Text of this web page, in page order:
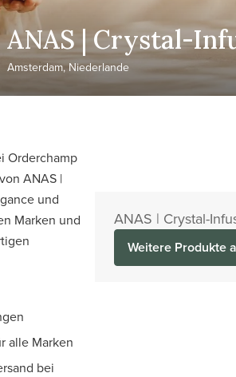
ANAS | Crystal-
Amsterdam, Niederlande
Orderchamp
ANAS |
und
Marken und
alle Marken
bei
ANAS | Crystal-
Weitere Produkte